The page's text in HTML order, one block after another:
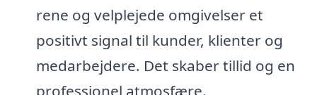
rene og velplejede omgivelser et
positivt signal til kunder, klienter og
medarbejdere. Det skaber tillid og en
professionel atmosfære.